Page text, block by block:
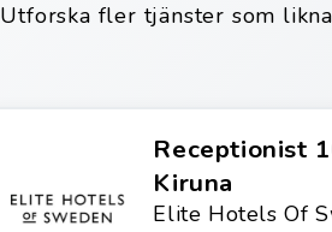
Utforska fler tjänster som
Receptionist
Kiruna
Elite Hotels Of